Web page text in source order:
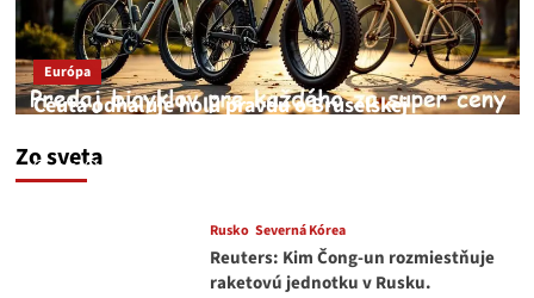
Zo sveta
Európa
Ceuta odhaľuje holú pravdu o Bruselskej
JNS
Rusko Severná Kórea
Reuters: Kim Čong-un rozmiestňuje
raketovú jednotku v Rusku.